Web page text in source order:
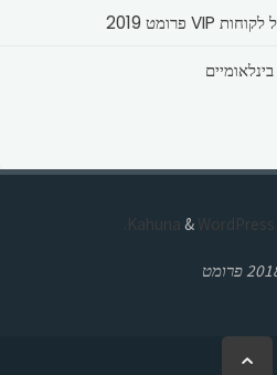
& WordPress.
בחזרה